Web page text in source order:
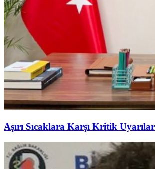
Aşırı Sıcaklara Karşı Kritik Uyarılar